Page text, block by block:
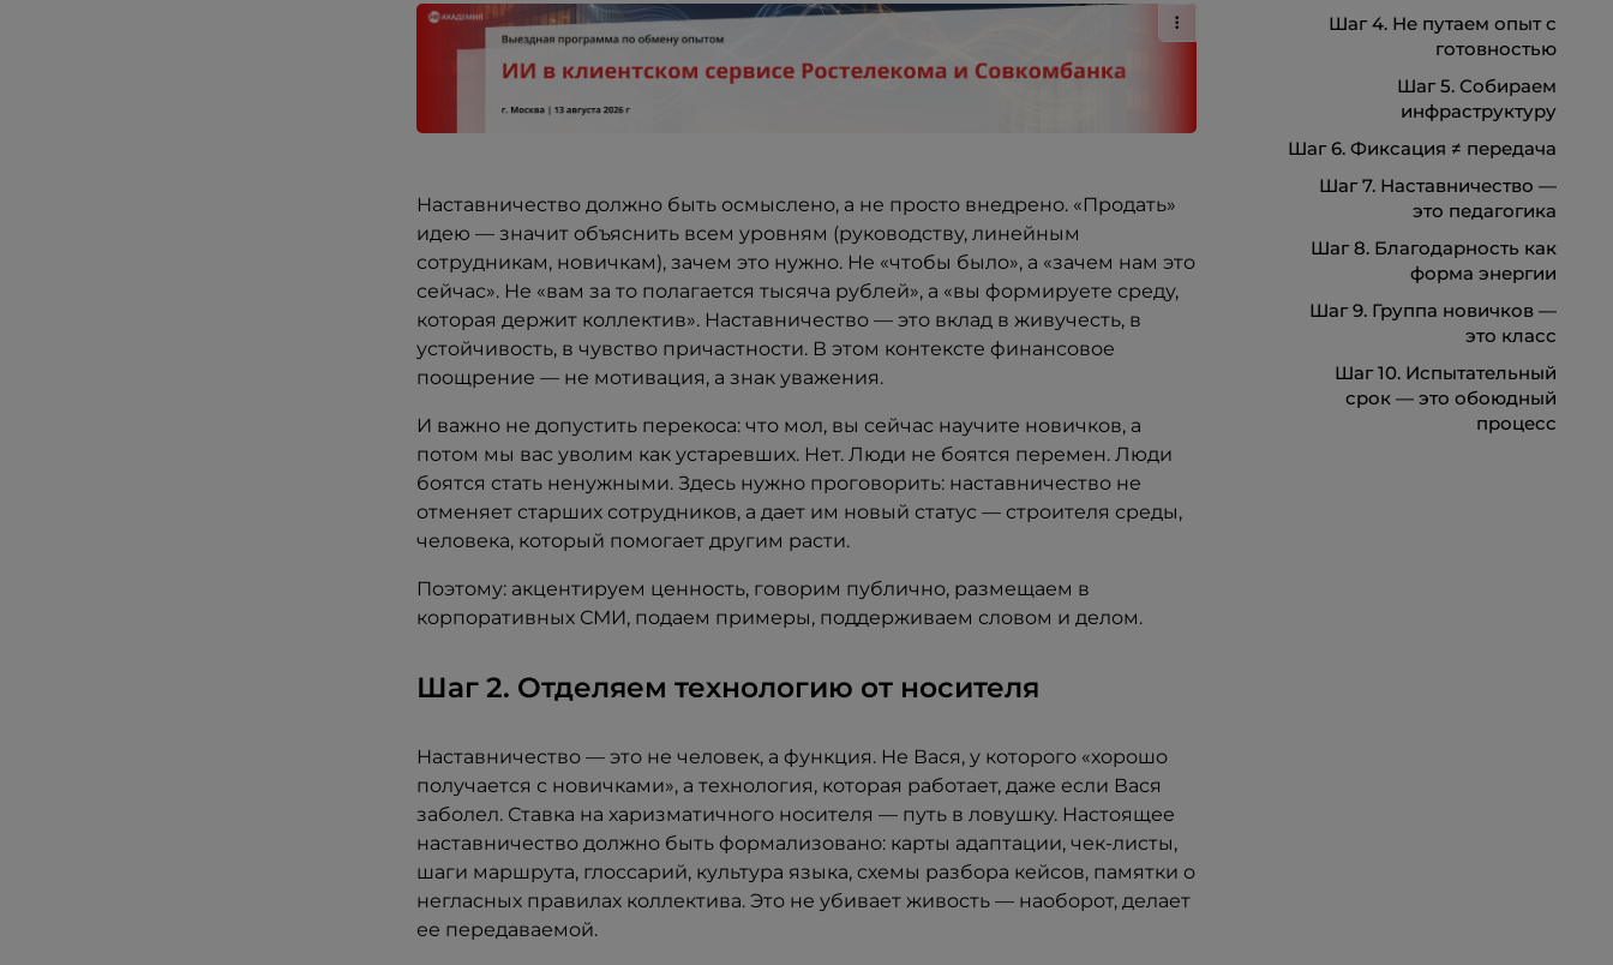
Наставничество должно быть осмыслено, а не просто внедрено. «Продать»
идею — значит объяснить всем уровням (руководству, линейным
сотрудникам, новичкам), зачем это нужно. Не «чтобы было», а «зачем нам это
сейчас». Не «вам за то полагается тысяча рублей», а «вы формируете среду,
которая держит коллектив». Наставничество — это вклад в живучесть, в
устойчивость, в чувство причастности. В этом контексте финансовое
поощрение — не мотивация, а знак уважения.
И важно не допустить перекоса: что мол, вы сейчас научите новичков, а
потом мы вас уволим как устаревших. Нет. Люди не боятся перемен. Люди
боятся стать ненужными. Здесь нужно проговорить: наставничество не
отменяет старших сотрудников, а дает им новый статус — строителя среды,
человека, который помогает другим расти.
Поэтому: акцентируем ценность, говорим публично, размещаем в
корпоративных СМИ, подаем примеры, поддерживаем словом и делом.
Шаг 2. Отделяем технологию от носителя
Наставничество — это не человек, а функция. Не Вася, у которого «хорошо
получается с новичками», а технология, которая работает, даже если Вася
заболел. Ставка на харизматичного носителя — путь в ловушку. Настоящее
наставничество должно быть формализовано: карты адаптации, чек-листы,
шаги маршрута, глоссарий, культура языка, схемы разбора кейсов, памятки о
негласных правилах коллектива. Это не убивает живость — наоборот, делает
ее передаваемой.
Шаг 4. Не путаем опыт с
готовностью
Шаг 5. Собираем
инфраструктуру
Шаг 6. Фиксация ≠ передача
Шаг 7. Наставничество —
это педагогика
Шаг 8. Благодарность как
форма энергии
Шаг 9. Группа новичков —
это класс
Шаг 10. Испытательный
срок — это обоюдный
процесс